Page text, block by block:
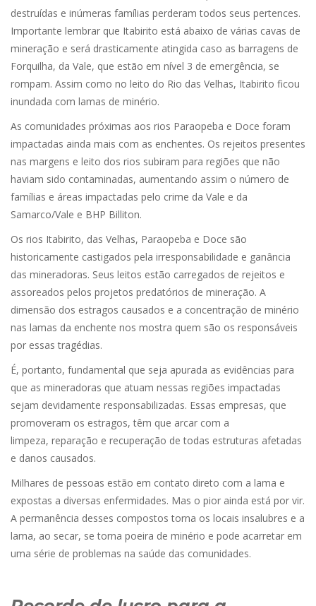
destruídas e inúmeras famílias perderam todos seus pertences.
Importante lembrar que Itabirito está abaixo de várias cavas de
mineração e será drasticamente atingida caso as barragens de
Forquilha, da Vale, que estão em nível 3 de emergência, se
rompam. Assim como no leito do Rio das Velhas, Itabirito ficou
inundada com lamas de minério.
As comunidades próximas aos rios Paraopeba e Doce foram
impactadas ainda mais com as enchentes. Os rejeitos presentes
nas margens e leito dos rios subiram para regiões que não
haviam sido contaminadas, aumentando assim o número de
famílias e áreas impactadas pelo crime da Vale e da
Samarco/Vale e BHP Billiton.
Os rios Itabirito, das Velhas, Paraopeba e Doce são
historicamente castigados pela irresponsabilidade e ganância
das mineradoras. Seus leitos estão carregados de rejeitos e
assoreados pelos projetos predatórios de mineração. A
dimensão dos estragos causados e a concentração de minério
nas lamas da enchente nos mostra quem são os responsáveis
por essas tragédias.
É, portanto, fundamental que seja apurada as evidências para
que as mineradoras que atuam nessas regiões impactadas
sejam devidamente responsabilizadas. Essas empresas, que
promoveram os estragos, têm que arcar com a
limpeza, reparação e recuperação de todas estruturas afetadas
e danos causados.
Milhares de pessoas estão em contato direto com a lama e
expostas a diversas enfermidades. Mas o pior ainda está por vir.
A permanência desses compostos torna os locais insalubres e a
lama, ao secar, se torna poeira de minério e pode acarretar em
uma série de problemas na saúde das comunidades.